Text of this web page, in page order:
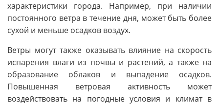
характеристики города. Например, при наличии
постоянного ветра в течение дня, может быть более
сухой и меньше осадков воздух.
Ветры могут также оказывать влияние на скорость
испарения влаги из почвы и растений, а также на
образование облаков и выпадение осадков.
Повышенная ветровая активность может
воздействовать на погодные условия и климат в